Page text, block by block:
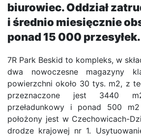
biurowiec. Oddział
i średnio miesięcznie
ponad 15 000 przesyłek.
7R Park Beskid to kompleks, w
dwa nowoczesne magazyny
powierzchni około 30 tys. m2, z
przeznaczone jest 3440
przeładunkowy i ponad 500
położony jest w Czechowicach-
drodze krajowej nr 1.